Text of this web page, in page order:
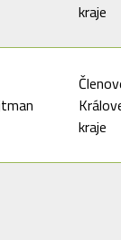
kraje
kraje